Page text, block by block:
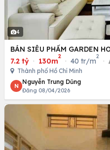
4
BÁN SIÊU PHẨM GARDEN
7.2 tỷ · 130m
2
· 40 tr/m
2
·
Thành phố Hồ Chí Minh
N
Nguyễn Trung Dũng
Đăng 08/04/2026